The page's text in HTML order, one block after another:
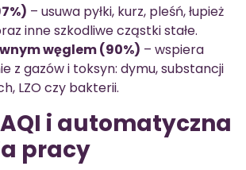
– usuwa pyłki, kurz, pleśń, łupież
inne szkodliwe cząstki stałe.
węglem (90%) – wspiera
z gazów i toksyn: dymu, substancji
LZO czy bakterii.
i automatyczna
pracy